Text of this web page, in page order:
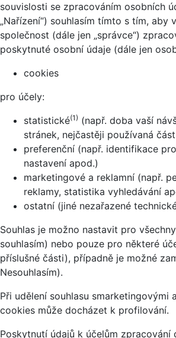
souvislosti se zpracováním osobních
„Nařízení“) souhlasím tímto s tím, aby
společnost (dále jen „správce“)
poskytnuté osobní údaje (dále jen
cookies
pro účely:
statistické(1) (např. doba vaší
stránek, nejčastěji používaná
preferenční (např. identifikace
nastavení apod.)
marketingové a reklamní (např.
reklamy, statistika vyhledávání
ostatní (jiné nezařazené
Souhlas je možno nastavit pro
souhlasím) nebo pouze pro některé
příslušné části), případně je možné
Nesouhlasím).
Při udělení souhlasu smarketingovými
cookies může docházet k profilování.
Poskytnutí údajů k účelům zpracování